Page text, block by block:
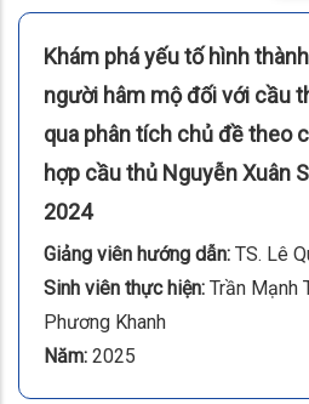
Khám phá yếu tố hình
người hâm mộ đối với cầu
qua phân tích chủ đề theo
hợp cầu thủ Nguyễn Xuân
2024
Giảng viên hướng dẫn: TS. Lê
Sinh viên thực hiện: Trần Mạnh
Phương Khanh
Năm: 2025